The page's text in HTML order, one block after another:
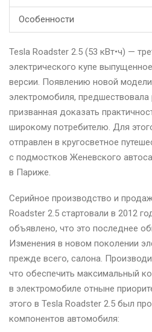
Особенности
Tesla Roadster 2.5 (53 кВт•ч) —
электрического купе
версии. Появлению новой
электромобиля,
призванная доказать
широкому потребителю. Для
отправлен в кругосветное
с подмостков Женевского
в Париже.
Серийное производство и
Roadster 2.5 стартовали в 2012
объявлено, что это последнее
Изменения в новом поколении
прежде всего, салона.
что обеспечить максимальный
в электромобиле отныне
этого в Tesla Roadster 2.5 был
компонентов автомобиля: